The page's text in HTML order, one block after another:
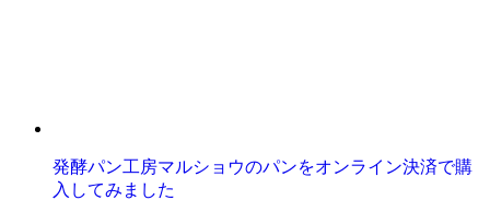
発酵パン工房マルショウのパンをオンライン決済で購
入してみました